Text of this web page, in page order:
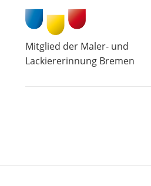
Mitglied der Maler- und
Lackiererinnung Bremen